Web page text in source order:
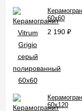
60x60
2 190 ₽
60x120